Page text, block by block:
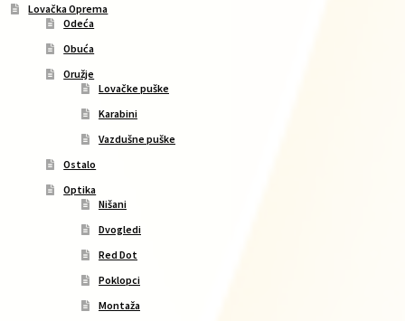
Lovačka Oprema
Odeća
Obuća
Oružje
Lovačke puške
Karabini
Vazdušne puške
Ostalo
Optika
Nišani
Dvogledi
Red Dot
Poklopci
Montaža